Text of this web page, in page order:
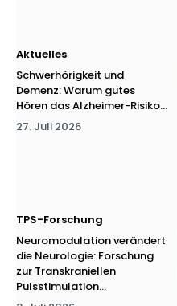
Aktuelles
Schwerhörigkeit und
Demenz: Warum gutes
Hören das Alzheimer-Risiko...
27. Juli 2026
TPS-Forschung
Neuromodulation verändert
die Neurologie: Forschung
zur Transkraniellen
Pulsstimulation...